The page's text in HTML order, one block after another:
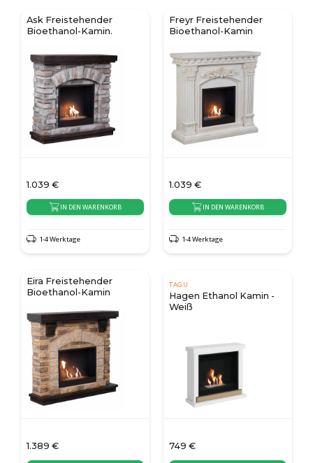
Ask Freistehender
Bioethanol-Kamin.
1.039 €
IN DEN WARENKORB
1-4 Werktage
Freyr Freistehender
Bioethanol-Kamin
1.039 €
IN DEN WARENKORB
1-4 Werktage
Eira Freistehender
Bioethanol-Kamin
1.389 €
TAGU
Hagen Ethanol Kamin -
Weiß
749 €